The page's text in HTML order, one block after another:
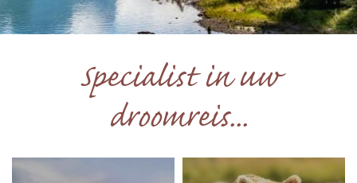
Specialist in uw
droomreis...